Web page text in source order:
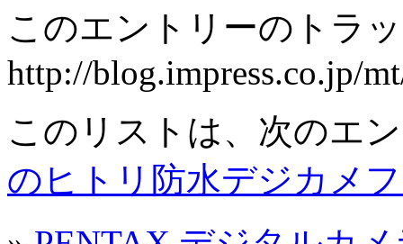
このエントリーのトラ
http://blog.impress.co.jp/
このリストは、次のエ
のヒトリ防水デジカメ